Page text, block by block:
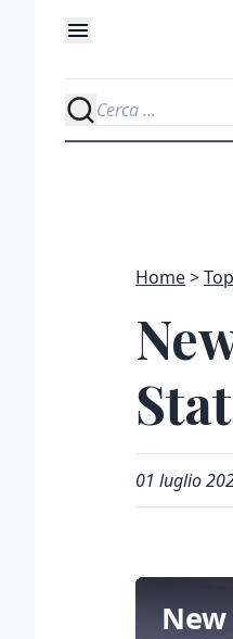
Home
01 luglio